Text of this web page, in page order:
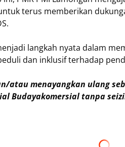
terus memberikan
langkah nyata dalam
dan inklusif terhadap
atau menayangkan ulang
Budayakomersial tanpa